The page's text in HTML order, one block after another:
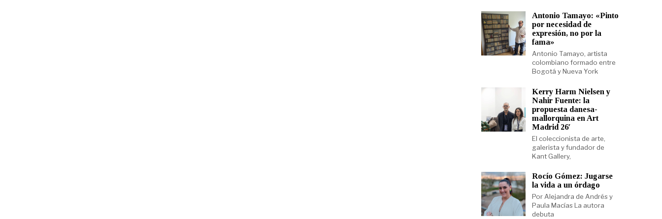
Antonio Tamayo: «Pinto
por necesidad de
expresión, no por la
fama»
Antonio Tamayo, artista
colombiano formado entre
Bogotá y Nueva York
Kerry Harm Nielsen y
Nahir Fuente: la
propuesta danesa-
mallorquina en Art
Madrid 26′
El coleccionista de arte,
galerista y fundador de
Kant Gallery,
Rocío Gómez: Jugarse
la vida a un órdago
Por Alejandra de Andrés y
Paula Macías La autora
debuta